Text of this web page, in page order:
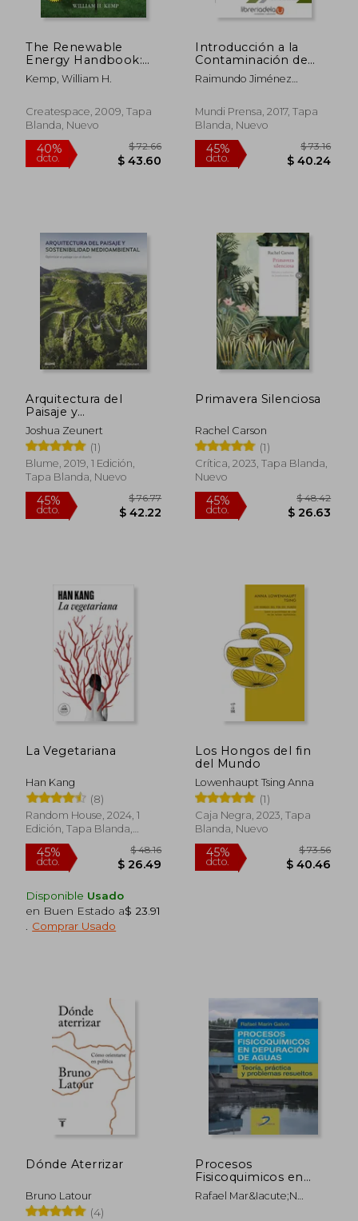
$ 25.49
The Renewable
Energy Handbook:
The Updated
Comprehensive
Energy And
Independent Living
Kemp, William H.
Createspace, 2009, Tapa
Blanda, Nuevo
40%
dcto. $ 43.60
Introducción a la
Contaminación de
Suelos
Raimundo Jiménez
Mundi Prensa, 2017, Tapa
Blanda, Nuevo
dcto. $
Arquitectura del
Paisaje y
Sostenibilidad
Medioambiental:
Optimizar el Paisaje
con el Diseño
Joshua Zeunert
(1)
Blume, 2019, 1 Edición,
Tapa Blanda, Nuevo
45% $ 76.77
Primavera Silenciosa
Rachel Carson
(1)
Crítica, 2023, Tapa Blanda,
Nuevo
45% $
La Vegetariana
Han Kang
(8)
Random House, 2024, 1
Edición, Tapa Blanda,
Nuevo
Disponible Usado
en Buen Estado a$ 23.91
Comprar Usado
Los Hongos del fin
del Mundo
Lowenhaupt Tsing Anna
(1)
Caja Negra, 2023, Tapa
Blanda, Nuevo
Dónde Aterrizar
Bruno Latour
(4)
Procesos
Fisicoquimicos en
Depuracion de Aguas
Rafael Mar&Iacute;N